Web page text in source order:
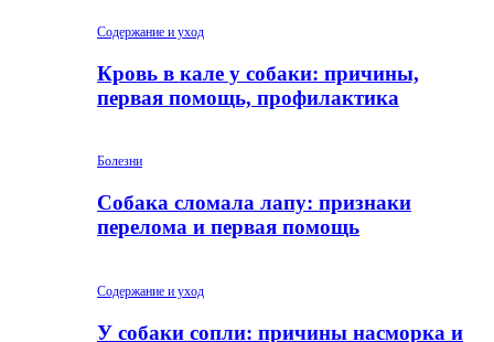
Содержание и уход
Кровь в кале у собаки: причины,
первая помощь, профилактика
Болезни
Собака сломала лапу: признаки
перелома и первая помощь
Содержание и уход
У собаки сопли: причины насморка и